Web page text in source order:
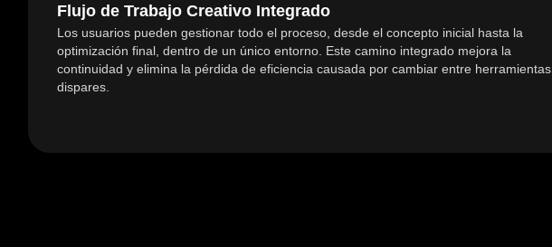
Flujo de Trabajo Creativo Integrado
Los usuarios pueden gestionar todo el proceso, desde el concepto inicial hasta la
optimización final, dentro de un único entorno. Este camino integrado mejora la
continuidad y elimina la pérdida de eficiencia causada por cambiar entre herramientas
dispares.